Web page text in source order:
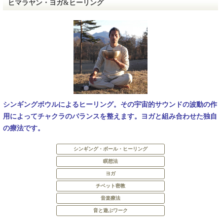
ヒマラヤン・ヨガ&ヒーリング
シンギングボウルによるヒーリング。その宇宙的サウンドの波動の作
用によってチャクラのバランスを整えます。ヨガと組み合わせた独自
の療法です。
シンギング・ボール・ヒーリング
瞑想法
ヨガ
チベット密教
音楽療法
音と遊ぶワーク